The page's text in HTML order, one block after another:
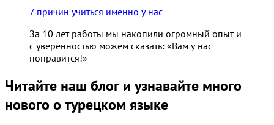
7 причин учиться именно у нас
За 10 лет работы мы накопили огромный опыт и
с уверенностью можем сказать: «Вам у нас
понравится!»
Читайте наш блог и узнавайте много
нового о турецком языке